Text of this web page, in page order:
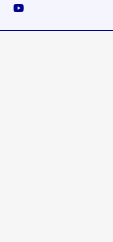
Instagram